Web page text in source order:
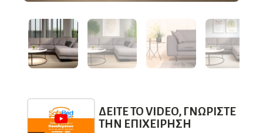
ΔΕΊΤΕ ΤΟ VIDEO, ΓΝΩΡΊΣΤΕ
ΤΗΝ ΕΠΙΧΕΊΡΗΣΗ